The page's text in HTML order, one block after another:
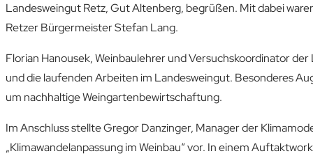
Landesweingut Retz, Gut Altenberg, begrüßen. Mit dabei
Retzer Bürgermeister Stefan Lang.
Florian Hanousek, Weinbaulehrer und Versuchskoordinator
und die laufenden Arbeiten im Landesweingut. Besonderes
um nachhaltige Weingartenbewirtschaftung.
Im Anschluss stellte Gregor Danzinger, Manager der
„Klimawandelanpassung im Weinbau“ vor. In einem